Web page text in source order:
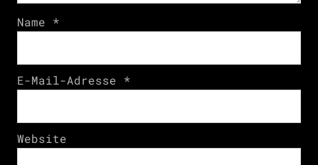
Name *
E-Mail-Adresse *
Website